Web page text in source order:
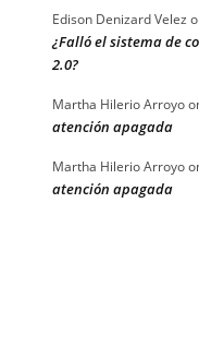
Edison Denizard Velez
¿Falló el sistema de
2.0?
Martha Hilerio Arroyo
atención apagada
Martha Hilerio Arroyo
atención apagada